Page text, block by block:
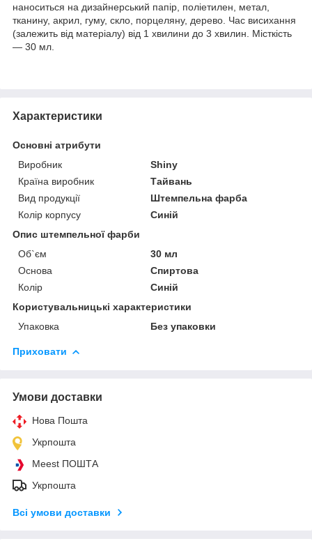
наноситься на дизайнерський папір, поліетилен, метал,
тканину, акрил, гуму, скло, порцеляну, дерево. Час висихання
(залежить від матеріалу) від 1 хвилини до 3 хвилин. Місткість
— 30 мл.
Характеристики
Основні атрибути
Виробник
Shiny
Країна виробник
Тайвань
Вид продукції
Штемпельна фарба
Колір корпусу
Синій
Опис штемпельної фарби
Об`єм
30 мл
Основа
Спиртова
Колір
Синій
Користувальницькі характеристики
Упаковка
Без упаковки
Приховати
Умови доставки
Нова Пошта
Укрпошта
Meest ПОШТА
Укрпошта
Всі умови доставки